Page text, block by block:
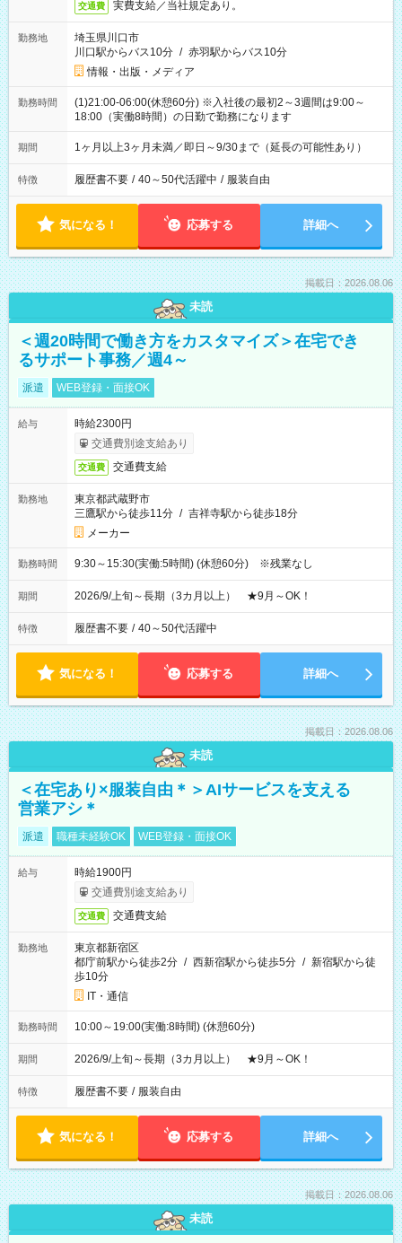
交通費 実費支給／当社規定あり。
勤務地
埼玉県川口市
川口駅からバス10分 / 赤羽駅からバス10分
情報・出版・メディア
勤務時間
(1)21:00-06:00(休憩60分) ※入社後の最初2～3週間は9:00～
18:00（実働8時間）の日勤で勤務になります
期間 1ヶ月以上3ヶ月未満／即日～9/30まで（延長の可能性あり）
特徴 履歴書不要 / 40～50代活躍中 / 服装自由
気になる！ 応募する 詳細へ
掲載日：2026.08.06
未読
＜週20時間で働き方をカスタマイズ＞在宅でき
るサポート事務／週4～
派遣 WEB登録・面接OK
給与
時給2300円
交通費別途支給あり
交通費 交通費支給
勤務地
東京都武蔵野市
三鷹駅から徒歩11分 / 吉祥寺駅から徒歩18分
メーカー
勤務時間 9:30～15:30(実働:5時間) (休憩60分) ※残業なし
期間 2026/9/上旬～長期（3カ月以上） ★9月～OK！
特徴 履歴書不要 / 40～50代活躍中
気になる！ 応募する 詳細へ
掲載日：2026.08.06
未読
＜在宅あり×服装自由＊＞AIサービスを支える
営業アシ＊
派遣 職種未経験OK WEB登録・面接OK
給与
時給1900円
交通費別途支給あり
交通費 交通費支給
勤務地
東京都新宿区
都庁前駅から徒歩2分 / 西新宿駅から徒歩5分 / 新宿駅から徒
歩10分
IT・通信
勤務時間 10:00～19:00(実働:8時間) (休憩60分)
期間 2026/9/上旬～長期（3カ月以上） ★9月～OK！
特徴 履歴書不要 / 服装自由
気になる！ 応募する 詳細へ
掲載日：2026.08.06
未読